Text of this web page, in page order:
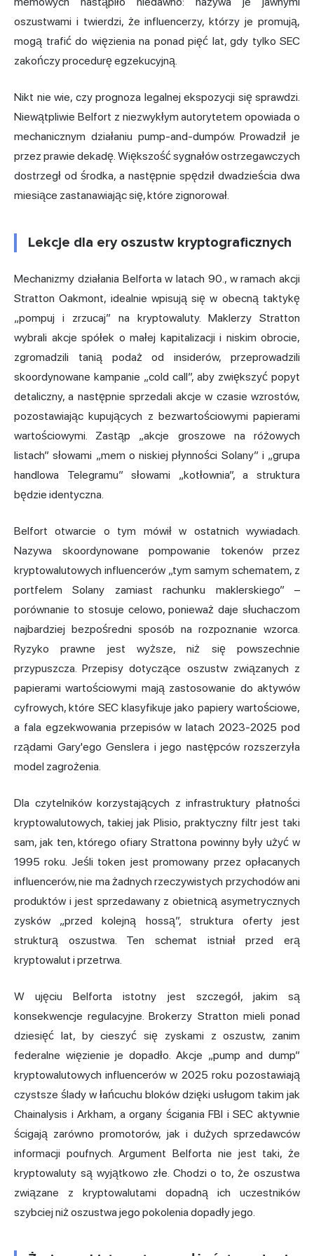
oszustwami i twierdzi, że influencerzy, którzy je promują,
mogą trafić do więzienia na ponad pięć lat, gdy tylko SEC
zakończy procedurę egzekucyjną.
Nikt nie wie, czy prognoza legalnej ekspozycji się sprawdzi.
Niewątpliwie Belfort z niezwykłym autorytetem opowiada o
mechanicznym działaniu pump-and-dumpów. Prowadził je
przez prawie dekadę. Większość sygnałów ostrzegawczych
dostrzegł od środka, a następnie spędził dwadzieścia dwa
miesiące zastanawiając się, które zignorował.
Lekcje dla ery oszustw kryptograficznych
Mechanizmy działania Belforta w latach 90., w ramach akcji
Stratton Oakmont, idealnie wpisują się w obecną taktykę
„pompuj i zrzucaj” na kryptowaluty. Maklerzy Stratton
wybrali akcje spółek o małej kapitalizacji i niskim obrocie,
zgromadzili tanią podaż od insiderów, przeprowadzili
skoordynowane kampanie „cold call”, aby zwiększyć popyt
detaliczny, a następnie sprzedali akcje w czasie wzrostów,
pozostawiając kupujących z bezwartościowymi papierami
wartościowymi. Zastąp „akcje groszowe na różowych
listach” słowami „mem o niskiej płynności Solany” i „grupa
handlowa Telegramu” słowami „kotłownia”, a struktura
będzie identyczna.
Belfort otwarcie o tym mówił w ostatnich wywiadach.
Nazywa skoordynowane pompowanie tokenów przez
kryptowalutowych influencerów „tym samym schematem, z
portfelem Solany zamiast rachunku maklerskiego” –
porównanie to stosuje celowo, ponieważ daje słuchaczom
najbardziej bezpośredni sposób na rozpoznanie wzorca.
Ryzyko prawne jest wyższe, niż się powszechnie
przypuszcza. Przepisy dotyczące oszustw związanych z
papierami wartościowymi mają zastosowanie do aktywów
cyfrowych, które SEC klasyfikuje jako papiery wartościowe,
a fala egzekwowania przepisów w latach 2023-2025 pod
rządami Gary'ego Genslera i jego następców rozszerzyła
model zagrożenia.
Dla czytelników korzystających z infrastruktury płatności
kryptowalutowych, takiej jak Plisio, praktyczny filtr jest taki
sam, jak ten, którego ofiary Strattona powinny były użyć w
1995 roku. Jeśli token jest promowany przez opłacanych
influencerów, nie ma żadnych rzeczywistych przychodów ani
produktów i jest sprzedawany z obietnicą asymetrycznych
zysków „przed kolejną hossą”, struktura oferty jest
strukturą oszustwa. Ten schemat istniał przed erą
kryptowalut i przetrwa.
W ujęciu Belforta istotny jest szczegół, jakim są
konsekwencje regulacyjne. Brokerzy Stratton mieli ponad
dziesięć lat, by cieszyć się zyskami z oszustw, zanim
federalne więzienie je dopadło. Akcje „pump and dump”
kryptowalutowych influencerów w 2025 roku pozostawiają
czystsze ślady w łańcuchu bloków dzięki usługom takim jak
Chainalysis i Arkham, a organy ścigania FBI i SEC aktywnie
ścigają zarówno promotorów, jak i dużych sprzedawców
informacji poufnych. Argument Belforta nie jest taki, że
kryptowaluty są wyjątkowo złe. Chodzi o to, że oszustwa
związane z kryptowalutami dopadną ich uczestników
szybciej niż oszustwa jego pokolenia dopadły jego.